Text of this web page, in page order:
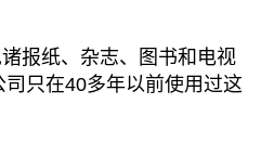
报纸、杂志、图书和电视
只在40多年以前使用过这